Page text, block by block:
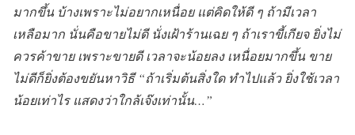
มากขึ้น บ้างเพราะไม่อยากเหนื่อย แต่คิดให้ดี ๆ ถ้ามีเวลา
เหลือมาก นั่นคือขายไม่ดี นั่งเฝ้าร้านเฉย ๆ ถ้าเราขี้เกียจ ยิ่งไม่
ควรค้าขาย เพราะขายดี เวลาจะน้อยลง เหนื่อยมากขึ้น ขาย
ไม่ดีก็ยิ่งต้องขยันหาวิธี “ถ้าเริ่มต้นสิ่งใด ทำไปแล้ว ยิ่งใช้เวลา
น้อยเท่าไร แสดงว่าใกล้เจ๊งเท่านั้น…”